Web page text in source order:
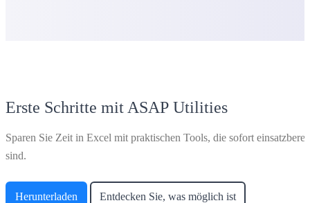
Erste Schritte mit ASAP Utilities
Sparen Sie Zeit in Excel mit praktischen Tools, die sofort einsatzbereit
sind.
Herunterladen Entdecken Sie, was möglich ist